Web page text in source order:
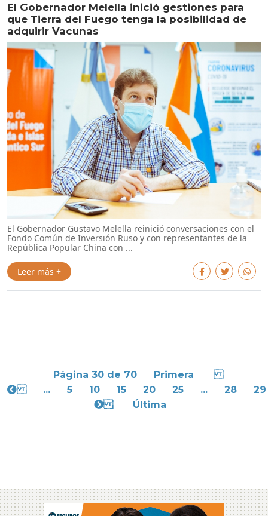
El Gobernador Melella inició gestiones para
que Tierra del Fuego tenga la posibilidad de
adquirir Vacunas
El Gobernador Gustavo Melella reinició conversaciones con el
Fondo Común de Inversión Ruso y con representantes de la
República Popular China con ...
Leer más +
Página 30 de 70
Primera
...
5 10 15 20 25 ... 28
29
Última